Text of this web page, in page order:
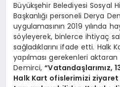
Büyükşehir Belediyesi Sosyal
Başkanlığı personeli Derya
uygulamasının 2019 yılında
söyleyerek, binlerce ihtiyaç
sağladıklarını ifade etti. Halk
yapılması gerekenleri aktaran
Demirci,“Vatandaşlarımız,
Halk Kart ofislerimizi ziyaret